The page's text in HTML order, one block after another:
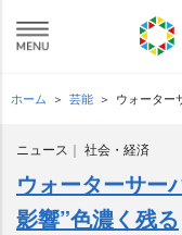
ホーム 芸能 ウォーター
ニュース 社会・経済
ウォーターサー
影響”色濃く残る